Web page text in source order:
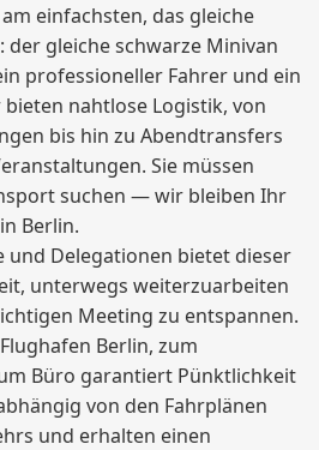
einfachsten, das gleiche
der gleiche schwarze Minivan
professioneller Fahrer und ein
nahtlose Logistik, von
bis hin zu Abendtransfers
Sie müssen
suchen — wir bleiben Ihr
Berlin.
und Delegationen bietet dieser
unterwegs weiterzuarbeiten
Meeting zu entspannen.
Berlin, zum
Büro garantiert Pünktlichkeit
von den Fahrplänen
und erhalten einen